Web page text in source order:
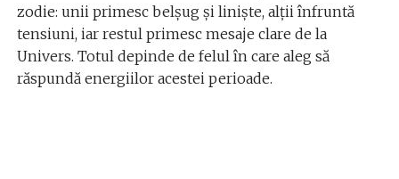
zodie: unii primesc belșug și liniște, alții înfruntă
tensiuni, iar restul primesc mesaje clare de la
Univers. Totul depinde de felul în care aleg să
răspundă energiilor acestei perioade.